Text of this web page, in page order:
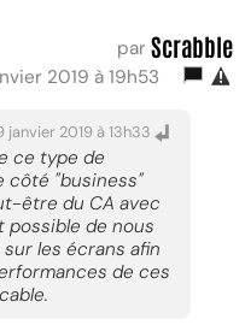
par Scrabble
2019 à 19h53
janvier 2019 à 13h33
ce type de
côté "business"
être du CA avec
possible de nous
les écrans afin
de ces